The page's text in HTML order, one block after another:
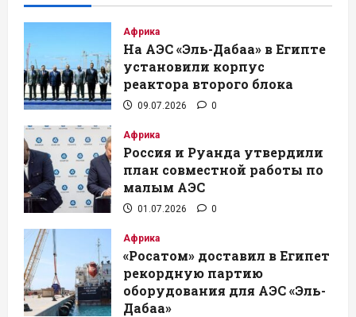
Африка
На АЭС «Эль-Дабаа» в Египте
установили корпус
реактора второго блока
09.07.2026 0
Африка
Россия и Руанда утвердили
план совместной работы по
малым АЭС
01.07.2026 0
Африка
«Росатом» доставил в Египет
рекордную партию
оборудования для АЭС «Эль-
Дабаа»